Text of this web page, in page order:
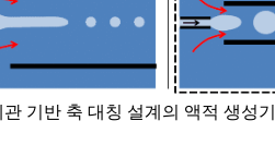
기반 축 대칭 설계의 액적 생성기